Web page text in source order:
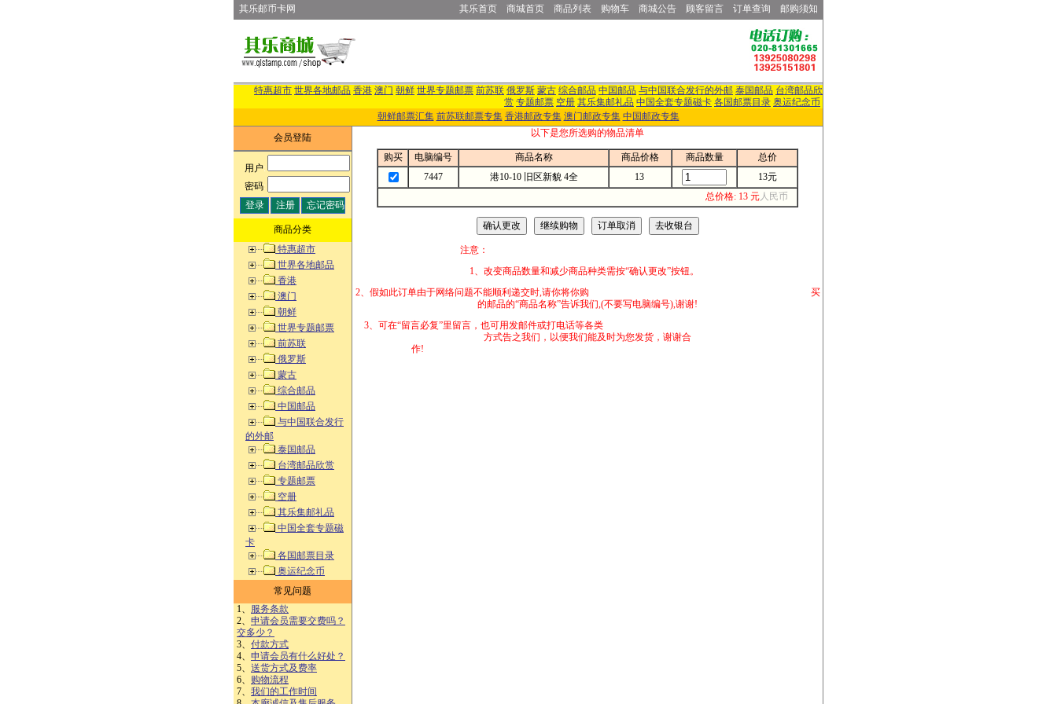
其乐邮币卡网 其乐首页 商城首页 商品列表 购物车 商城公告 顾客留言 订单查询 邮购须知
特惠超市 世界各地邮品 香港 澳门 朝鲜 世界专题邮票 前苏联 俄罗斯 蒙古 综合邮品 中国邮品 与中国联合发行的外邮 泰国邮品 台湾邮品欣
赏 专题邮票 空册 其乐集邮礼品 中国全套专题磁卡 各国邮票目录 奥运纪念币
朝鲜邮票汇集 前苏联邮票专集 香港邮政专集 澳门邮政专集 中国邮政专集
会员登陆
用户:
密码:
商品分类
特惠超市
世界各地邮品
香港
澳门
朝鲜
世界专题邮票
前苏联
俄罗斯
蒙古
综合邮品
中国邮品
与中国联合发行
的外邮
泰国邮品
台湾邮品欣赏
专题邮票
空册
其乐集邮礼品
中国全套专题磁
卡
各国邮票目录
奥运纪念币
常见问题
1、 服务条款
2、 申请会员需要交费吗？
交多少？
3、 付款方式
4、 申请会员有什么好处？
5、 送货方式及费率
6、 购物流程
7、 我们的工作时间
以下是您所选购的物品清单
购买 电脑编号 商品名称 商品价格 商品数量
总价
7447
港10-10 旧区新貌 4全 13
13元
总价格: 13 元人民币
注意：
1、改变商品数量和减少商品种类需按“确认更改”按钮。
2、假如此订单由于网络问题不能顺利递交时,请你将你购 买
的邮品的“商品名称”告诉我们,(不要写电脑编号),谢谢!
3、可在“留言必复”里留言，也可用发邮件或打电话等各类
方式告之我们，以便我们能及时为您发货，谢谢合
作!